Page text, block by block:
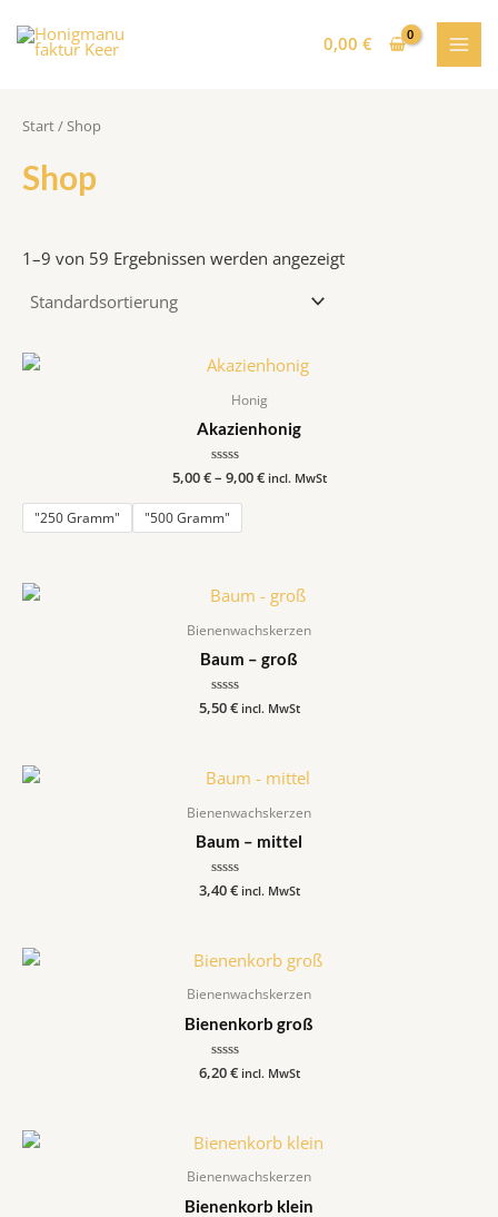
Inhalt
springen
0,00 €
Start/ Shop
Shop
1–9 von 59 Ergebnissen werden angezeigt
Honig
Akazienhonig
Bewertet
mit
0
von
5
5,00€– 9,00€ incl. MwSt
"250 Gramm" "500 Gramm"
Bienenwachskerzen
Baum – groß
Bewertet
mit
5,50€ incl. MwSt
Bienenwachskerzen
Baum – mittel
Bewertet
mit
3,40€ incl. MwSt
Bienenwachskerzen
Bienenkorb groß
Bewertet
mit
6,20€ incl. MwSt
Bienenwachskerzen
Bienenkorb klein